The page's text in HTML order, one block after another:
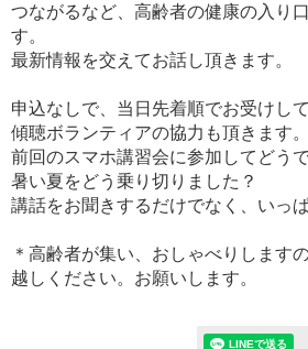
つながるなど、高齢者の健康の入り
す。
最新情報を交えてお話し頂きます。
申込なしで、当日先着順でお受けし
傾聴ボランティアの協力も頂きます。
前回のスマホ講習会に参加してどう
暑い夏をどう乗り切りました？
講話をお聞きするだけでなく、いっ
＊高齢者が集い、おしゃべりします
越しください。お願いします。